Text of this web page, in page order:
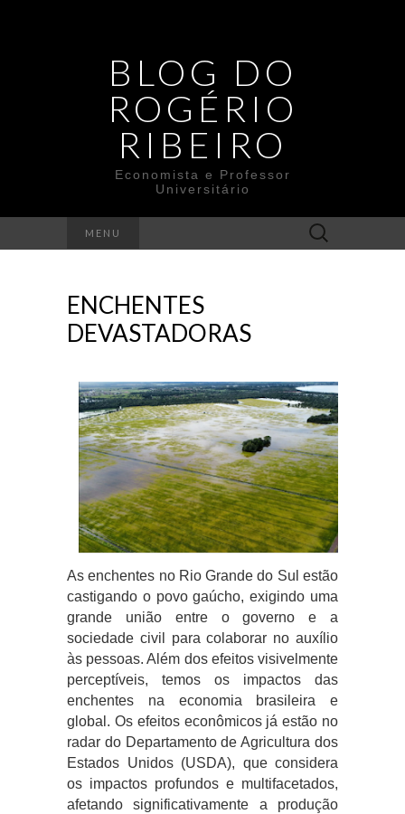
BLOG DO
ROGÉRIO
RIBEIRO
Economista e Professor
Universitário
MENU
Search
for:
ENCHENTES
DEVASTADORAS
As enchentes no Rio Grande do Sul estão
castigando o povo gaúcho, exigindo uma
grande união entre o governo e a
sociedade civil para colaborar no auxílio
às pessoas. Além dos efeitos visivelmente
perceptíveis, temos os impactos das
enchentes na economia brasileira e
global. Os efeitos econômicos já estão no
radar do Departamento de Agricultura dos
Estados Unidos (USDA), que considera
os impactos profundos e multifacetados,
afetando significativamente a produção